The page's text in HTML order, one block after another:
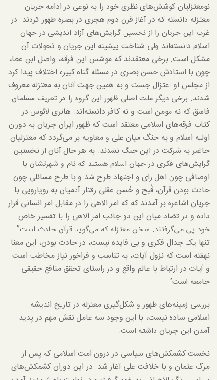
نومعتزلیان کوشش‌های نظری خود را به نوعی در ادامه جریان
معتزله دانسته که در آغاز قرن دوم هجری در بصره ظهور کردند. در
غرب این جریان را از نخسین گرایش‌های آزاد اندیشی در جهان
اسلام دانسته‌اند ولی شناخت پیشینه این جریان و تحولات آن
مشکل است. برخی معتقدند که موسّس این فرقه، واصل ابن عطا،
چون با استادش حسن بصری در مسئله گناه کبیره اختلاف پیدا کرد
از مجلس او اعتزال جست و به همین جهت آنان به معتزله معروف
شدند. برخی دیگر علت اصلی ظهور این گروه را در تعریف مسلمان
فاسق که نه مومن است و نه کافر دانسته‌اند. هانری لائوس در
کتاب فرقه‌های اسلامی معتقد است که ظهور ایران جریان به دوران
اولیه اسلام و به جنگ میان علی و معاویه بر می‌گردد که معتزلیان
حاضر به شرکت در این جنگ نشدند. به هر حال آنان از نخستین
گرایش‌های فکری در جهان اسلام هستند که نام و شهرتشان با
اوصافی چون اهل رای و اجتهاد طرح شد و با طرح مسائلی چون
حادث بودن قرآن، قُبح و حُسن عقلی رفتار آدمیان به رویارویی با
جریان اشاعره بر آمدند که که امر الاهی را در مقابل امر انسانی قرار
داده و در تضاد میان این دو جانب امر الاهی را با تفسیر خاص
خود پی می‌گرفتند. سخن معتزله که می‌گوید قرآن حادث است”
تنها یک جدال فکری و بی فایده نیست، در حادث بودن، این معنا
نهفته است که نزول آیات، به تناسب و فراخور نیاز مخاطب است
و آیات در ارتباط با عالم واقع و در راستای تحقق منافع حقیقی
جامعه است”.
بررسی زمینه‌های ظهور و شکل‌گیری معتزله در تاریخ اندیشه
اسلامی ساده نیست، با این وجود سه عامل نقش مهم در پدید
آمدن این جریان داشته است.
نخست کشمکش‌های سیاسی در درون امت اسلامی که پس از
مرگ عثمان و با خلافت علی آغاز شد. در این دوران کشمکش‌های